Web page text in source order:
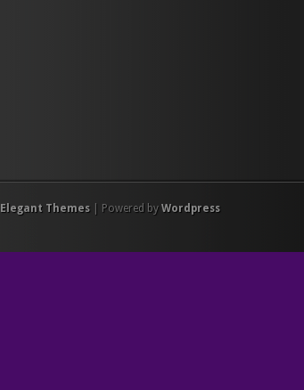
Elegant Themes| Powered by Wordpress